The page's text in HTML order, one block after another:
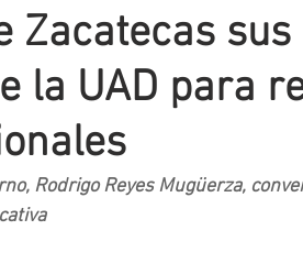
Zacatecas
la UAD para
Rodrigo Reyes Mugüerza,